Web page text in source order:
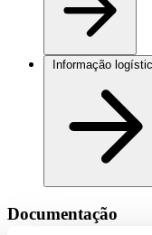
Documentação